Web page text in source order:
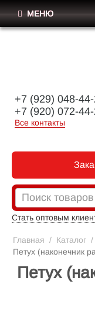
+7 (929) 048-
+7 (920) 072-
Все контакты
Стать оптовым
МЕНЮ
Главная / Каталог /
Петух (наконечник
Петух